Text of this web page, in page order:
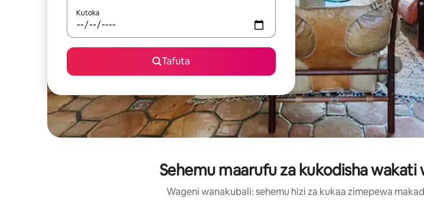
Kutoka
Tafuta
Sehemu maarufu za kukodisha wakati
Wageni wanakubali: sehemu hizi za kukaa zimepewa